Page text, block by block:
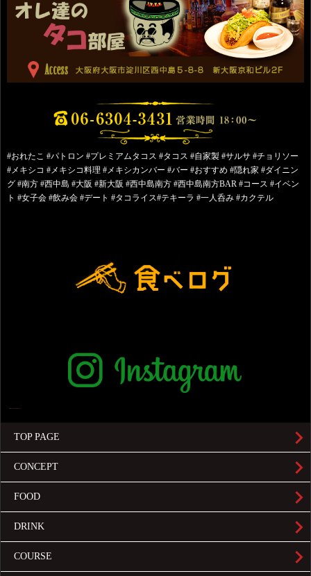
#おれたこ #パトロン #プレミアムタコス #タコス #自家製 #サルサ #チョリソー
#メキシコ #メキシコ料理 #メキシカンバー #バー #おすすめ #隠れ家 #ダイニン
グ #南方 #西中島 #大阪 #新大阪 #西中島南方 #西中島南方BAR #コース #イベン
ト #女子会 #飲み会 #デート #タコライス#テキーラ #一人呑み #カクテル
TOP PAGE
CONCEPT
FOOD
DRINK
COURSE